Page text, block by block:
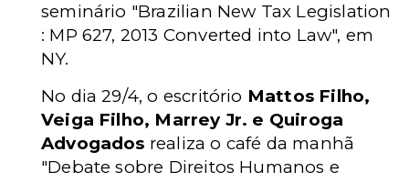
seminário "Brazilian New Tax Legislation
: MP 627, 2013 Converted into Law", em
NY.
No dia 29/4, o escritório Mattos Filho,
Veiga Filho, Marrey Jr. e Quiroga
Advogados realiza o café da manhã
"Debate sobre Direitos Humanos e